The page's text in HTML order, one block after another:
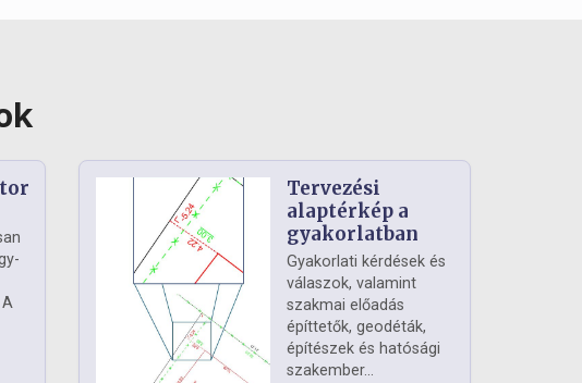
Tervezési
alaptérkép a
gyakorlatban
Gyakorlati kérdések és
válaszok, valamint
szakmai előadás
építtetők, geodéták,
építészek és hatósági
szakember...